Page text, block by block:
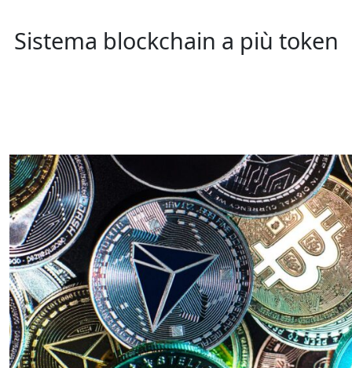
Sistema blockchain a più token